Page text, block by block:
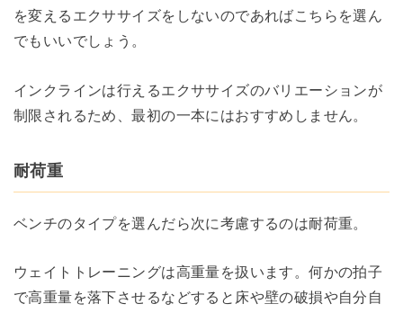
を変えるエクササイズをしないのであればこちらを選ん
でもいいでしょう。
インクラインは行えるエクササイズのバリエーションが
制限されるため、最初の一本にはおすすめしません。
耐荷重
ベンチのタイプを選んだら次に考慮するのは耐荷重。
ウェイトトレーニングは高重量を扱います。何かの拍子
で高重量を落下させるなどすると床や壁の破損や自分自